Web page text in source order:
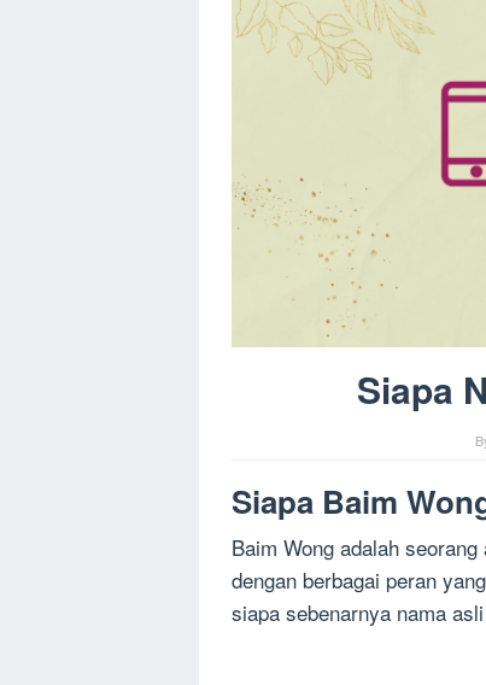
Siapa
Siapa Baim
Baim Wong adalah
dengan berbagai peran
siapa sebenarnya nama